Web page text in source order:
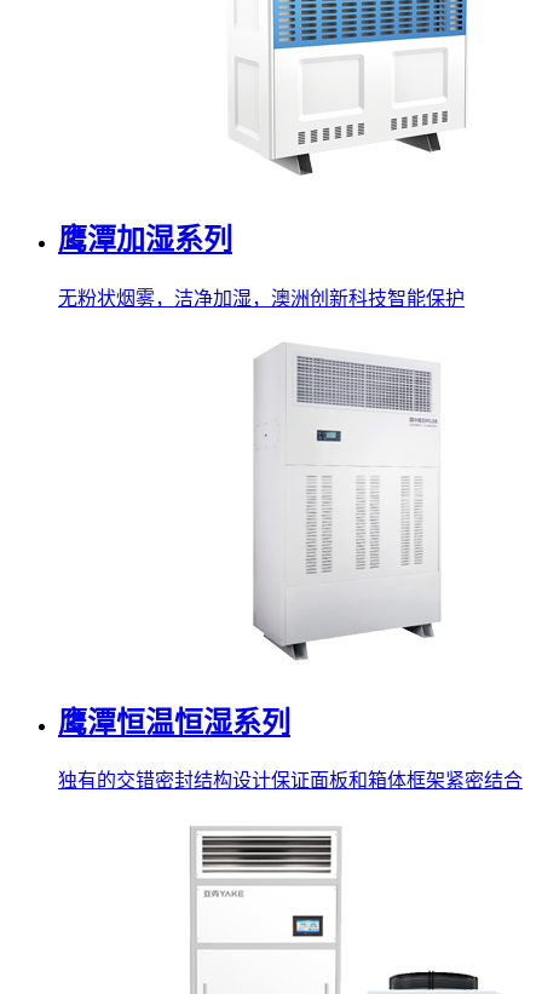
鹰潭加湿系列
无粉状烟雾，洁净加湿，澳洲创新科技智能保护
鹰潭恒温恒湿系列
独有的交错密封结构设计保证面板和箱体框架紧密结合